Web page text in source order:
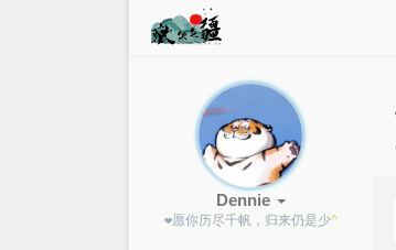
Dennie
❤愿你历尽千帆，归来仍N`u